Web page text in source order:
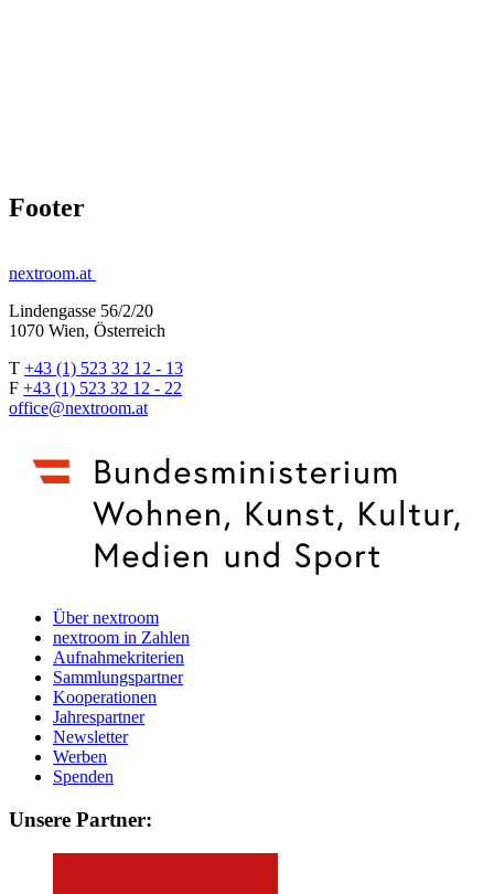
Footer
nextroom.at
Lindengasse 56/2/20
1070 Wien, Österreich
T +43 (1) 523 32 12 - 13
F +43 (1) 523 32 12 - 22
office@nextroom.at
Über nextroom
nextroom in Zahlen
Aufnahmekriterien
Sammlungspartner
Kooperationen
Jahrespartner
Newsletter
Werben
Spenden
Unsere Partner: